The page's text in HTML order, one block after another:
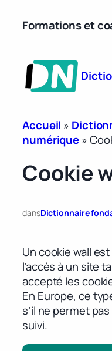
Formations et
Accueil »
numérique»
Cookie
dansDictionnaire
Un cookie wall
l’accès à un site
accepté les
En Europe, ce
s’il ne permet
suivi.